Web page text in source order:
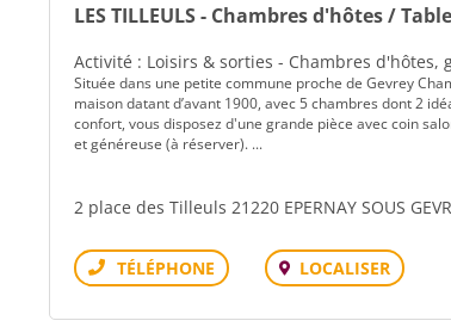
LES TILLEULS - Chambres d'hôtes /
Activité : Loisirs & sorties - Chambres d'hôtes,
Située dans une petite commune proche de Gevrey
maison datant d’avant 1900, avec 5 chambres dont 2
confort, vous disposez d'une grande pièce avec coin
et généreuse (à réserver). ...
2 place des Tilleuls 21220 EPERNAY SOUS
Téléphone LOCALISER